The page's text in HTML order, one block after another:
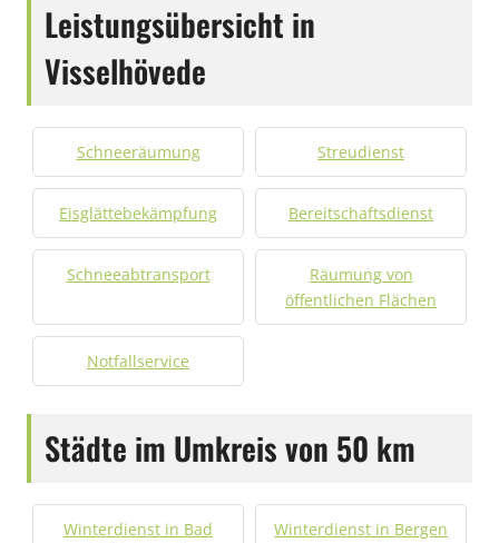
Leistungsübersicht in
Visselhövede
Schneeräumung Streudienst
Eisglättebekämpfung Bereitschaftsdienst
Schneeabtransport
Räumung von
öffentlichen Flächen
Notfallservice
Städte im Umkreis von 50 km
Winterdienst in Bad
Winterdienst in Bergen